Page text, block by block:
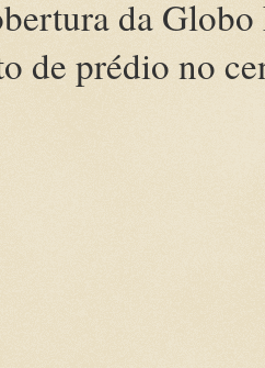
da
de prédio no